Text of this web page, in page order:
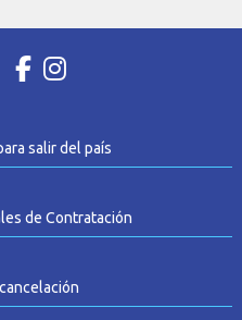
salir del país
de Contratación